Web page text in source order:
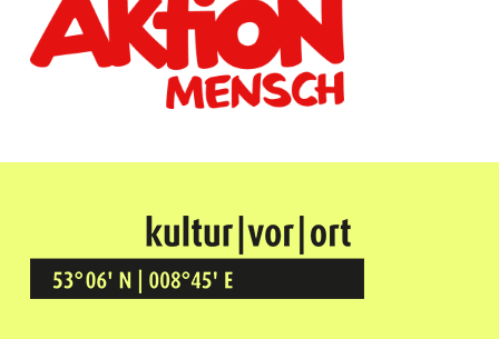
Kultur Vor Ort
BREMEN GRÖPELINGEN